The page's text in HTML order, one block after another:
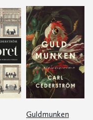
Guldmunken